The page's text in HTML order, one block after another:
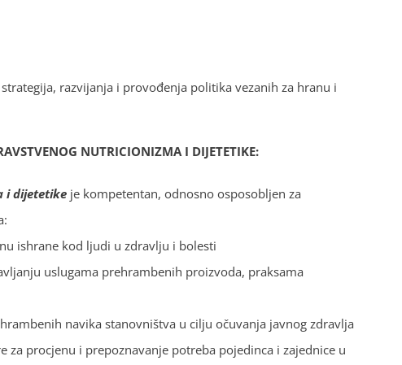
razvijanja i provođenja politika vezanih za hranu i
NUTRICIONIZMA I DIJETETIKE:
i dijetetikeje kompetentan, odnosno osposobljen za
ishrane kod ljudi u zdravlju i bolesti
uslugama prehrambenih proizvoda, praksama
navika stanovništva u cilju očuvanja javnog zdravlja
procjenu i prepoznavanje potreba pojedinca i zajednice u